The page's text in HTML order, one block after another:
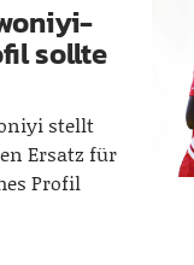
sollte
stellt
Ersatz für
Profil